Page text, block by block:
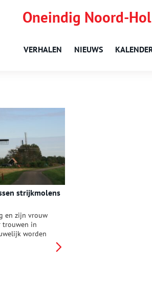
Oneindig Noord-
VERHALEN NIEUWS
strijkmolens
en zijn vrouw
trouwen in
worden